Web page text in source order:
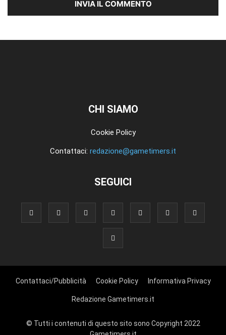
CHI SIAMO
Cookie Policy
Contattaci: redazione@gametimers.it
SEGUICI
Contattaci/Pubblicità Cookie Policy Informativa Privacy
Redazione Gametimers.it
© Tutti i contenuti di questo sito sono Copyright 2022